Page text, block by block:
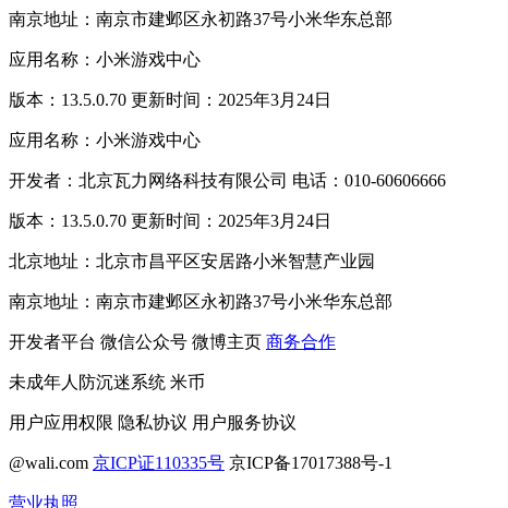
南京地址：南京市建邺区永初路37号小米华东总部
应用名称：小米游戏中心
版本：13.5.0.70 更新时间：2025年3月24日
应用名称：小米游戏中心
开发者：北京瓦力网络科技有限公司 电话：010-60606666
版本：13.5.0.70 更新时间：2025年3月24日
北京地址：北京市昌平区安居路小米智慧产业园
南京地址：南京市建邺区永初路37号小米华东总部
开发者平台 微信公众号 微博主页 商务合作
未成年人防沉迷系统 米币
用户应用权限 隐私协议 用户服务协议
@wali.com 京ICP证110335号 京ICP备17017388号-1
营业执照